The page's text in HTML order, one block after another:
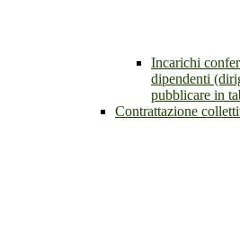
Incarichi
dipendenti
pubblicare in
Contrattazione